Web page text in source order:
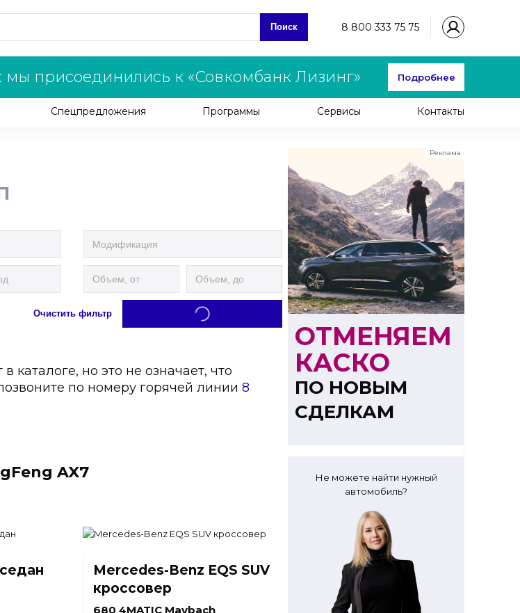
Поиск
присоединились к «Совкомбанк Лизинг» Подробнее
Спецпредложения Программы Сервисы Контакты
8 800 333 75 75
Очистить фильтр
каталоге, но это не означает, что
по номеру горячей линии 8
AX7
Mercedes-Benz EQS SUV
кроссовер
680 4MATIC Maybach
Реклама
ООО "ЛК Эволюция"
ИНН 9724016636
erid: nyi26TK8Sykg5SPCgA2w5MdVpLC2ggii
ОТМЕНЯЕМ
КАСКО
ПО НОВЫМ
СДЕЛКАМ
Не можете найти нужный
автомобиль?